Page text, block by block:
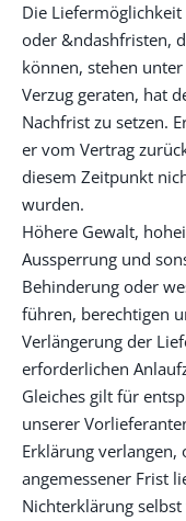
Die
oder &ndashfristen,
können, stehen
Verzug geraten, hat
Nachfrist zu setzen.
er vom Vertrag
diesem Zeitpunkt
wurden.
Höhere Gewalt,
Aussperrung und
Behinderung oder
führen, berechtigen
Verlängerung der
erforderlichen
Gleiches gilt für
unserer
Erklärung
angemessener Frist
Nichterklärung